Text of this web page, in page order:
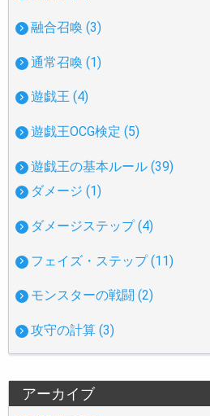
融合召喚 (3)
通常召喚 (1)
遊戯王 (4)
遊戯王OCG検定 (5)
遊戯王の基本ルール (39)
ダメージ (1)
ダメージステップ (4)
フェイズ・ステップ (11)
モンスターの戦闘 (2)
攻守の計算 (3)
アーカイブ